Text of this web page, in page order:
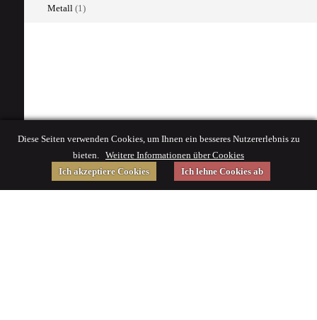
Metall (1)
Diese Seiten verwenden Cookies, um Ihnen ein besseres Nutzererlebnis zu
bieten. Weitere Informationen über Cookies
Ich akzeptiere Cookies
Ich lehne Cookies ab